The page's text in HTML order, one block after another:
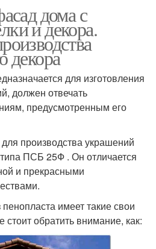
дома с
и декора.
декора
для изготовления
должен отвечать
предусмотренным его
производства украшений
ПСБ 25Ф . Он отличается
и прекрасными
имеет такие свои
стоит обратить внимание, как: